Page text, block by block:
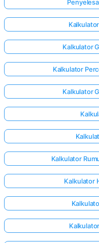
Kalkulator
Kalkulator
Kalkulator
Kalkulator
Kalkulator